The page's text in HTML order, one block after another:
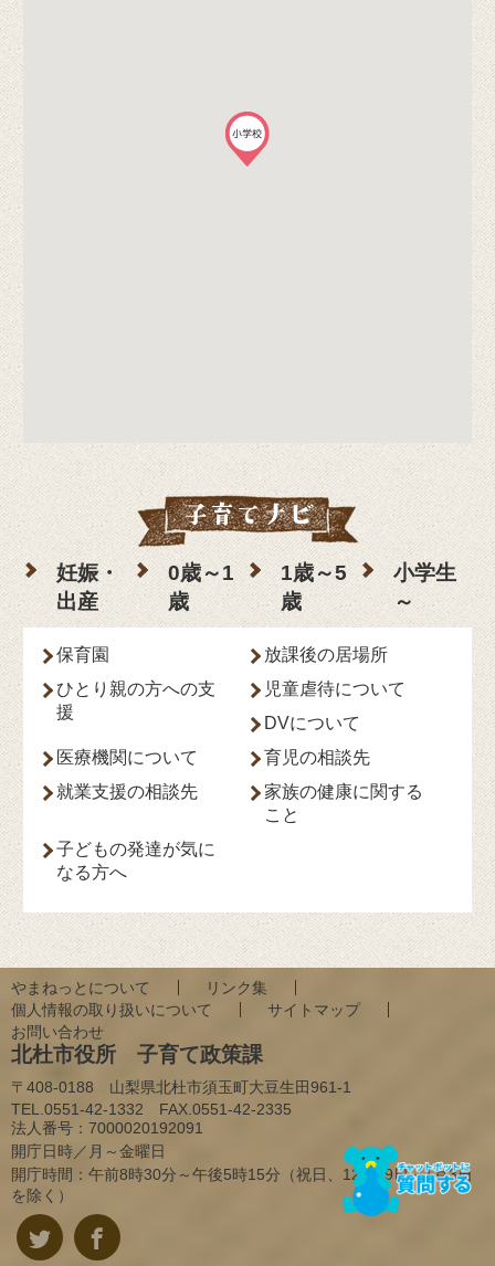
妊娠・
出産
0歳～1
歳
1歳～5
歳
小学生
～
保育園
放課後の居場所
ひとり親の方への支
援
児童虐待について
DVについて
医療機関について
育児の相談先
就業支援の相談先
家族の健康に関する
こと
子どもの発達が気に
なる方へ
やまねっとについて
リンク集
個人情報の取り扱いについて
サイトマップ
お問い合わせ
北杜市役所 子育て政策課
〒408-0188 山梨県北杜市須玉町大豆生田961-1
TEL.0551-42-1332 FAX.0551-42-2335
法人番号： 7000020192091
開庁日時／月～金曜日
開庁時間：午前8時30分～午後5時15分（祝日、12月29日～1月3日
を除く）